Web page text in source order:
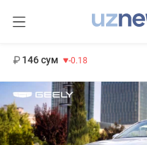
146 сум -0.18